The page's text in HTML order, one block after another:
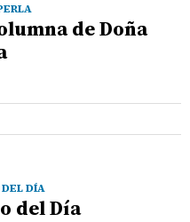
de Doña
DÍA
del Día